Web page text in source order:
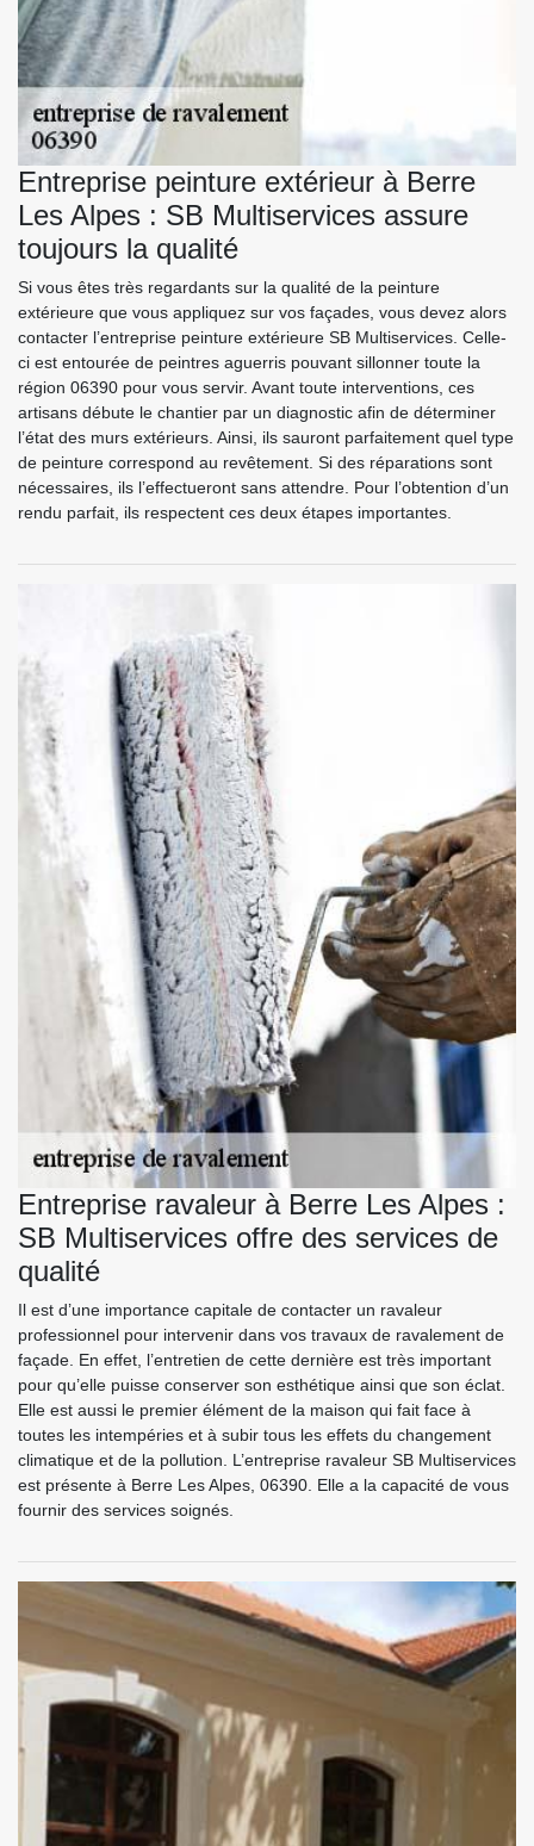
Entreprise peinture extérieur à Berre
Les Alpes : SB Multiservices assure
toujours la qualité
Si vous êtes très regardants sur la qualité de la peinture
extérieure que vous appliquez sur vos façades, vous devez alors
contacter l’entreprise peinture extérieure SB Multiservices. Celle-
ci est entourée de peintres aguerris pouvant sillonner toute la
région 06390 pour vous servir. Avant toute interventions, ces
artisans débute le chantier par un diagnostic afin de déterminer
l’état des murs extérieurs. Ainsi, ils sauront parfaitement quel type
de peinture correspond au revêtement. Si des réparations sont
nécessaires, ils l’effectueront sans attendre. Pour l’obtention d’un
rendu parfait, ils respectent ces deux étapes importantes.
Entreprise ravaleur à Berre Les Alpes :
SB Multiservices offre des services de
qualité
Il est d’une importance capitale de contacter un ravaleur
professionnel pour intervenir dans vos travaux de ravalement de
façade. En effet, l’entretien de cette dernière est très important
pour qu’elle puisse conserver son esthétique ainsi que son éclat.
Elle est aussi le premier élément de la maison qui fait face à
toutes les intempéries et à subir tous les effets du changement
climatique et de la pollution. L’entreprise ravaleur SB Multiservices
est présente à Berre Les Alpes, 06390. Elle a la capacité de vous
fournir des services soignés.